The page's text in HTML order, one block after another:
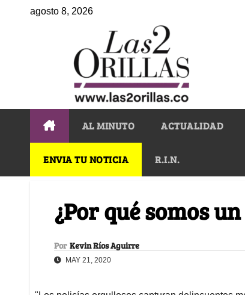
agosto 8, 2026
AL MINUTO ACTUALIDAD
ENVIA TU NOTICIA R.I.N.
¿Por qué somos
Por Kevin Ríos Aguirre
MAY 21, 2020